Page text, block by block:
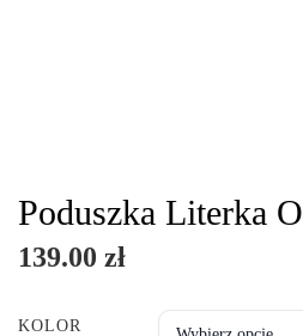
Poduszka Literka O
139.00 zł
KOLOR